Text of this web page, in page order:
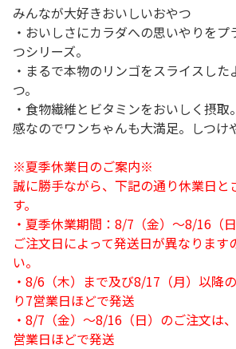
みんなが大好きおいしいおやつ
・おいしさにカラダへの思いやりを
つシリーズ。
・まるで本物のリンゴをスライスし
つ。
・食物繊維とビタミンをおいしく摂
感なのでワンちゃんも大満足。しつけ
※夏季休業日のご案内※
誠に勝手ながら、下記の通り休業日と
す。
・夏季休業期間：8/7（金）～8/16（日
ご注文日によって発送日が異なります
い。
・8/6（木）まで及び8/17（月）以降
り7営業日ほどで発送
・8/7（金）～8/16（日）のご注文は
営業日ほどで発送